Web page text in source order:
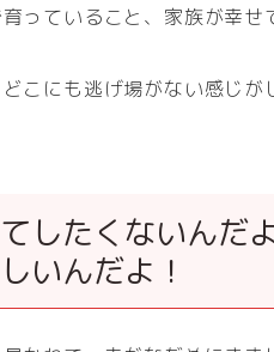
っていること、家族が幸せ
こにも逃げ場がない感じが
したくないんだ
いんだよ！